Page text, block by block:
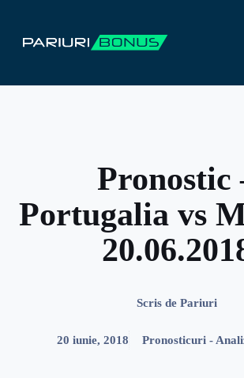
conținut
Pronostic
Portugalia vs
Scris de Pariuri
20 iunie, 2018 Pronosticuri -